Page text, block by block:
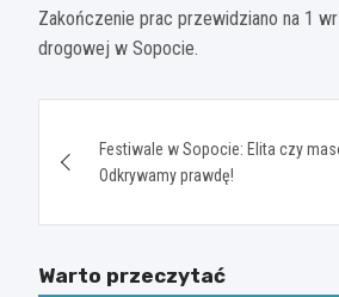
Zakończenie prac przewidziano na 1
drogowej w Sopocie.
wpisuFestiwale w Sopocie: Elita czy
Odkrywamy prawdę!
Warto przeczytać